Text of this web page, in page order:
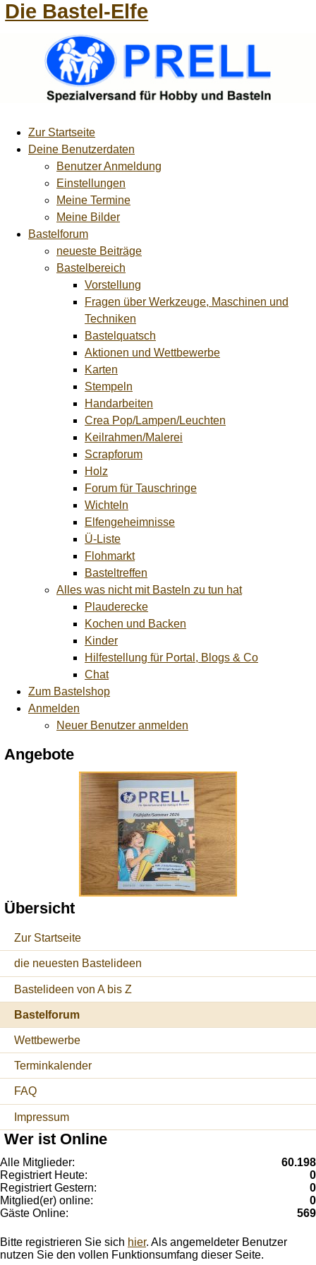
Die Bastel-Elfe
Zur Startseite
Deine Benutzerdaten
Benutzer Anmeldung
Einstellungen
Meine Termine
Meine Bilder
Bastelforum
neueste Beiträge
Bastelbereich
Vorstellung
Fragen über Werkzeuge, Maschinen und
Techniken
Bastelquatsch
Aktionen und Wettbewerbe
Karten
Stempeln
Handarbeiten
Crea Pop/Lampen/Leuchten
Keilrahmen/Malerei
Scrapforum
Holz
Forum für Tauschringe
Wichteln
Elfengeheimnisse
Ü-Liste
Flohmarkt
Basteltreffen
Alles was nicht mit Basteln zu tun hat
Plauderecke
Kochen und Backen
Kinder
Hilfestellung für Portal, Blogs & Co
Chat
Zum Bastelshop
Anmelden
Neuer Benutzer anmelden
Angebote
Übersicht
Zur Startseite
die neuesten Bastelideen
Bastelideen von A bis Z
Bastelforum
Wettbewerbe
Terminkalender
FAQ
Impressum
Wer ist Online
Alle Mitglieder:
60.198
Registriert Heute:
0
Registriert Gestern:
0
Mitglied(er) online:
0
Gäste Online:
569
Bitte registrieren Sie sich hier. Als angemeldeter Benutzer
nutzen Sie den vollen Funktionsumfang dieser Seite.